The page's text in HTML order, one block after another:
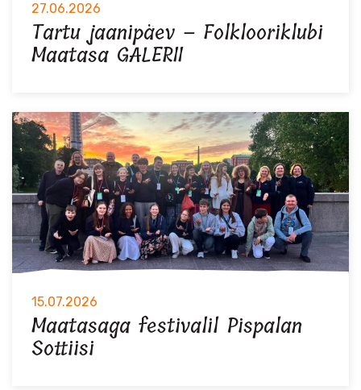
27.06.2026
Tartu jaanipäev – Folklooriklubi
Maatasa GALERII
15.07.2026
Maatasaga festivalil Pispalan
Sottiisi